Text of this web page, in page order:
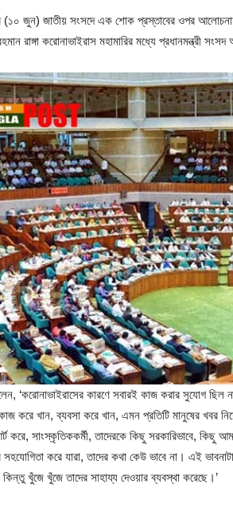
(১০ জুন) জাতীয় সংসদে এক শোক প্রস্তাবের ওপর
রাঙ্গা করোনাভাইরাস মহামারির মধ্যে প্রধানমন্ত্রী
‘করোনাভাইরাসের কারণে সবারই কাজ করার সুযোগ ছিল
করে খান, ব্যবসা করে খান, এমন প্রতিটি মানুষের খবর
করে, সাংস্কৃতিককর্মী, তাদেরকে কিছু সরকারিভাবে, কিছু
সহযোগিতা করে যারা, তাদের কথা কেউ ভাবে না। এই
খুঁজে খুঁজে তাদের সাহায্য দেওয়ার ব্যবস্থা করেছে।’